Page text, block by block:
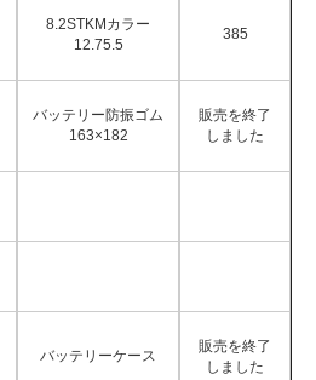
8.2STKMカラー
12.75.5
385
バッテリー防振ゴム
163×182
販売を終了
しました
バッテリーケース
販売を終了
しました